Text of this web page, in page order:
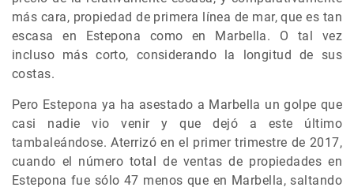
más cara, propiedad de primera línea de mar, que es tan
escasa en Estepona como en Marbella. O tal vez
incluso más corto, considerando la longitud de sus
costas.
Pero Estepona ya ha asestado a Marbella un golpe que
casi nadie vio venir y que dejó a este último
tambaleándose. Aterrizó en el primer trimestre de 2017,
cuando el número total de ventas de propiedades en
Estepona fue sólo 47 menos que en Marbella, saltando